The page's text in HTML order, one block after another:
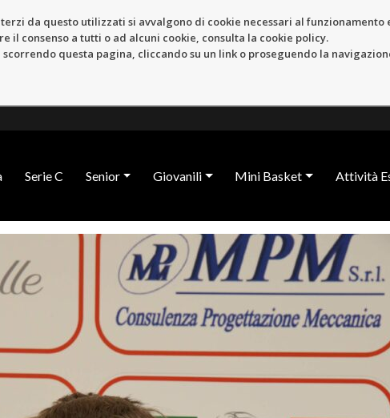
da questo utilizzati si avvalgono di cookie necessari al
il consenso a tutti o ad alcuni cookie, consulta la cookie policy.
questa pagina, cliccando su un link o proseguendo la
Serie C Senior Giovanili Mini Basket Attività